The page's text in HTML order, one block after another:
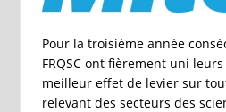
Pour la troisième année
FRQSC ont fièrement uni
meilleur effet de levier sur
relevant des secteurs des